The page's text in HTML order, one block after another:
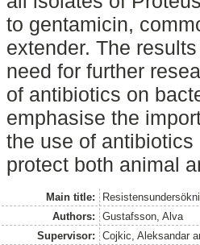
to gentamicin,
extender. The
need for further
of antibiotics on
emphasise the
the use of
protect both animal
Main title:
Authors:
Gustafsson, Alva
Supervisor:
Cojkic, Aleksandar